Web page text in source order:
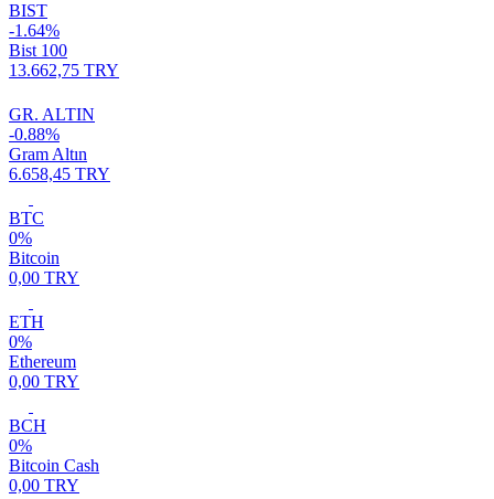
BIST
-1.64%
Bist 100
13.662,75 TRY
GR. ALTIN
-0.88%
Gram Altın
6.658,45 TRY
BTC
0%
Bitcoin
0,00 TRY
ETH
0%
Ethereum
0,00 TRY
BCH
0%
Bitcoin Cash
0,00 TRY